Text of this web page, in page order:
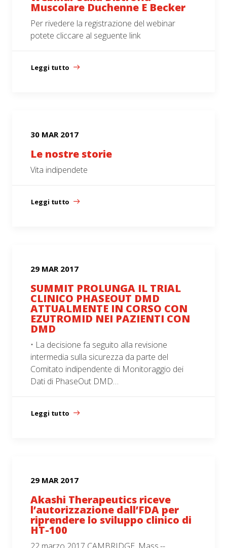
Muscolare Duchenne E Becker
Per rivedere la registrazione del webinar
potete cliccare al seguente link
Leggi tutto
30 MAR 2017
Le nostre storie
Vita indipendete
Leggi tutto
29 MAR 2017
SUMMIT PROLUNGA IL TRIAL
CLINICO PHASEOUT DMD
ATTUALMENTE IN CORSO CON
EZUTROMID NEI PAZIENTI CON
DMD
• La decisione fa seguito alla revisione
intermedia sulla sicurezza da parte del
Comitato indipendente di Monitoraggio dei
Dati di PhaseOut DMD…
Leggi tutto
29 MAR 2017
Akashi Therapeutics riceve
l’autorizzazione dall’FDA per
riprendere lo sviluppo clinico di
HT-100